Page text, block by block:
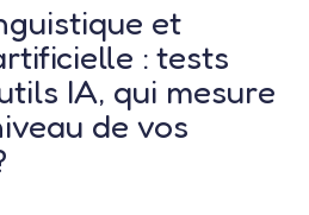
et
: tests
IA, qui mesure
de vos